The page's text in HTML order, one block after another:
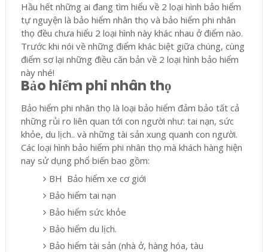
Hầu hết những ai đang tìm hiểu về 2 loại hình bảo hiểm
tự nguyện là bảo hiểm nhân thọ và bảo hiểm phi nhân
thọ đều chưa hiểu 2 loại hình này khác nhau ở điểm nào.
Trước khi nói về những điểm khác biệt giữa chúng, cùng
điểm sơ lại những điều căn bản về 2 loại hình bảo hiểm
này nhé!
Bảo hiểm phi nhân thọ
Bảo hiểm phi nhân thọ là loại bảo hiểm đảm bảo tất cả
những rủi ro liên quan tới con người như: tai nạn, sức
khỏe, du lịch.. và những tài sản xung quanh con người.
Các loại hình bảo hiểm phi nhân thọ mà khách hàng hiện
nay sử dụng phổ biến bao gồm:
BH Bảo hiểm xe cơ giới
Bảo hiểm tai nạn
Bảo hiểm sức khỏe
Bảo hiểm du lịch.
Bảo hiểm tài sản (nhà ở, hàng hóa, tàu